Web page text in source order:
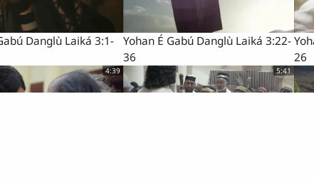
Danglù Laiká 3:1-
Yohan É Gabú Danglù Laiká 3:22-
36
26
4:39 5:41